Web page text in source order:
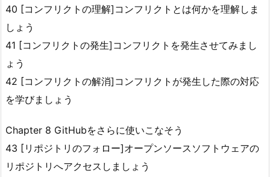
40 [コンフリクトの理解]コンフリクトとは何かを理解しま
しょう
41 [コンフリクトの発生]コンフリクトを発生させてみまし
ょう
42 [コンフリクトの解消]コンフリクトが発生した際の対応
を学びましょう
Chapter 8 GitHubをさらに使いこなそう
43 [リポジトリのフォロー]オープンソースソフトウェアの
リポジトリへアクセスしましょう